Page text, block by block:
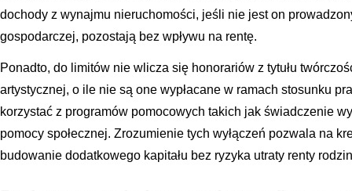
dochody z wynajmu nieruchomości, jeśli nie jest on
gospodarczej, pozostają bez wpływu na rentę.
Ponadto, do limitów nie wlicza się honorariów z tytułu
artystycznej, o ile nie są one wypłacane w ramach stosunku
korzystać z programów pomocowych takich jak świadczenie
pomocy społecznej. Zrozumienie tych wyłączeń pozwala na
budowanie dodatkowego kapitału bez ryzyka utraty renty